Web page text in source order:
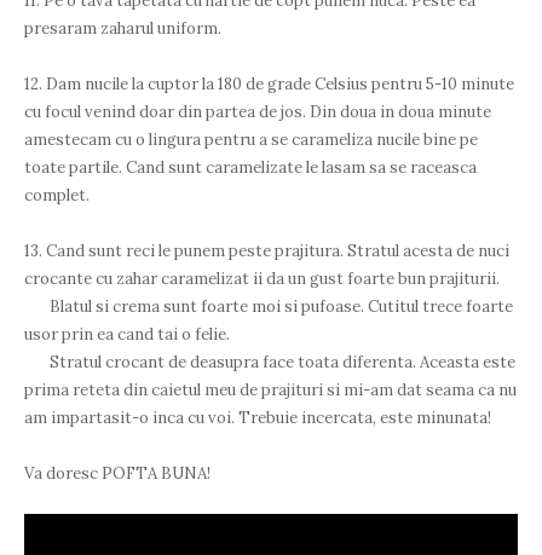
presaram zaharul uniform.
12. Dam nucile la cuptor la 180 de grade Celsius pentru 5-10 minute
cu focul venind doar din partea de jos. Din doua in doua minute
amestecam cu o lingura pentru a se carameliza nucile bine pe
toate partile. Cand sunt caramelizate le lasam sa se raceasca
complet.
13. Cand sunt reci le punem peste prajitura. Stratul acesta de nuci
crocante cu zahar caramelizat ii da un gust foarte bun prajiturii.
Blatul si crema sunt foarte moi si pufoase. Cutitul trece foarte
usor prin ea cand tai o felie.
Stratul crocant de deasupra face toata diferenta. Aceasta este
prima reteta din caietul meu de prajituri si mi-am dat seama ca nu
am impartasit-o inca cu voi. Trebuie incercata, este minunata!
Va doresc POFTA BUNA!